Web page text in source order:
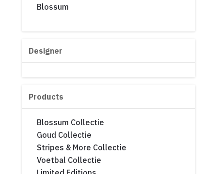
Blossum
Designer
Products
Blossum Collectie
Goud Collectie
Stripes & More Collectie
Voetbal Collectie